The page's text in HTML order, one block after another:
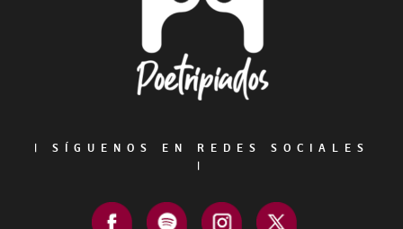
|
SÍGUENOS EN REDES SOCIALES
|